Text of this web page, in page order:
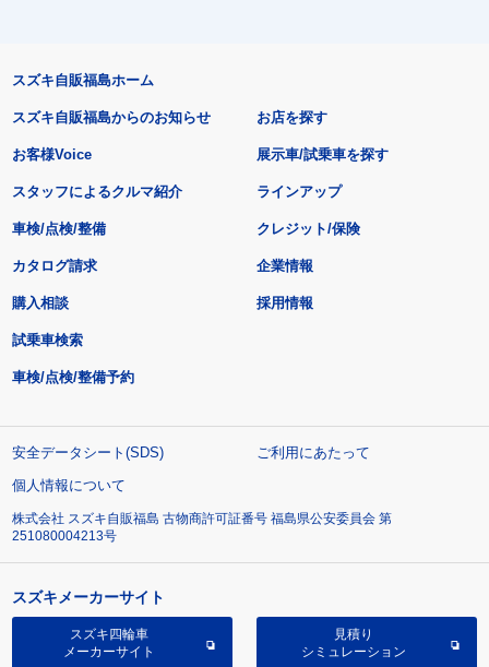
スズキ自販福島ホーム
スズキ自販福島からのお知らせ
お客様Voice
スタッフによるクルマ紹介
お店を探す
展示車/試乗車を探す
ラインアップ
車検/点検/整備 クレジット/保険
カタログ請求
購入相談
試乗車検索
車検/点検/整備予約
企業情報
採用情報
安全データシート(SDS)
ご利用にあたって
個人情報について
株式会社 スズキ自販福島 古物商許可証番号 福島県公安委員会 第
251080004213号
スズキメーカーサイト
スズキ四輪車
メーカーサイト
見積り
シミュレーション